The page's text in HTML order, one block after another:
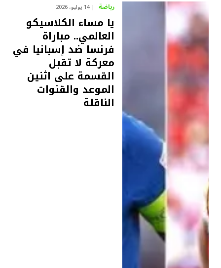
رياضة 14 يوليو، 2026
يا مساء الكلاسيكو
العالمي.. مباراة
فرنسا ضد إسبانيا في
معركة لا تقبل
القسمة على اثنين
الموعد والقنوات
الناقلة